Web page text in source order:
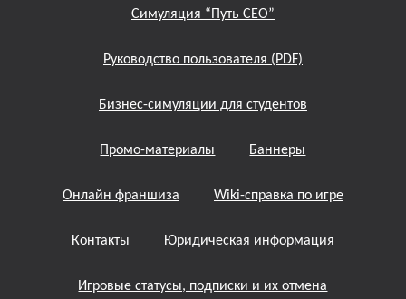
Симуляция “Путь СЕО”
Руководство пользователя (PDF)
Бизнес-симуляции для студентов
Промо-материалы Баннеры
Онлайн франшиза Wiki-справка по игре
Контакты Юридическая информация
Игровые статусы, подписки и их отмена